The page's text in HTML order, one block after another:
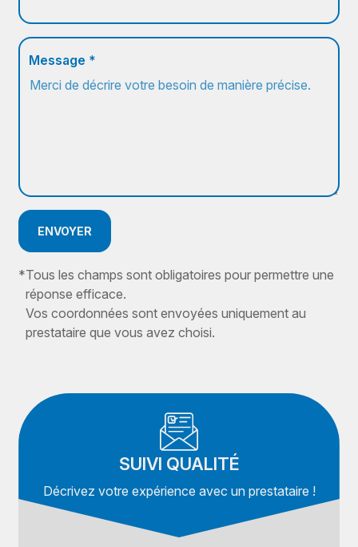
Message *
ENVOYER
*Tous les champs sont obligatoires pour permettre une
réponse efficace.
Vos coordonnées sont envoyées uniquement au
prestataire que vous avez choisi.
SUIVI QUALITÉ
Décrivez votre expérience avec un prestataire !